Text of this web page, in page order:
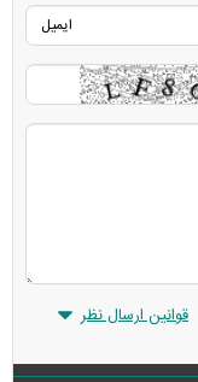
قوانین ارسال نظر